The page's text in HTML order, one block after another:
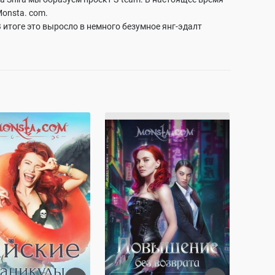
com.
это выросло в немного безумное янг-эдалт
Райские
72.0K
и любовь
героиня
Monsta.com: Повышение без
возврата
Рин Серидзава
ПОЛНОСТЬЮ
1.2M
сложные отношения
романтика и любовь демоны